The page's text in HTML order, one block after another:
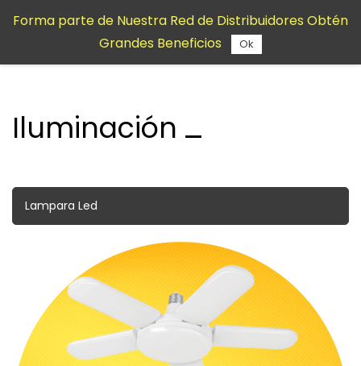
contenido
Iluminación
Lampara Led
Forma parte de Nuestra Red de Distribuidores Obtén
Grandes Beneficios
Ok